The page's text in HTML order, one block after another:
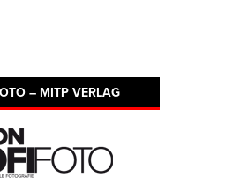
– MITP VERLAG